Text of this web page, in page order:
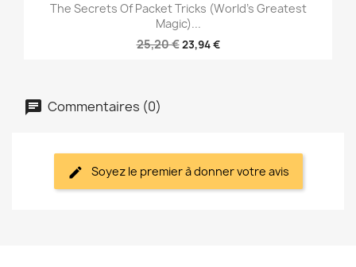
The Secrets Of Packet Tricks (World's Greatest
Magic)...
25,20 €23,94 €
Commentaires (0)
Soyez le premier à donner votre avis